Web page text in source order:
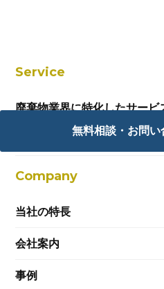
無料相談・お問
Service
廃棄物業界に特化したサービ
Webサービス
Company
当社の特長
会社案内
事例